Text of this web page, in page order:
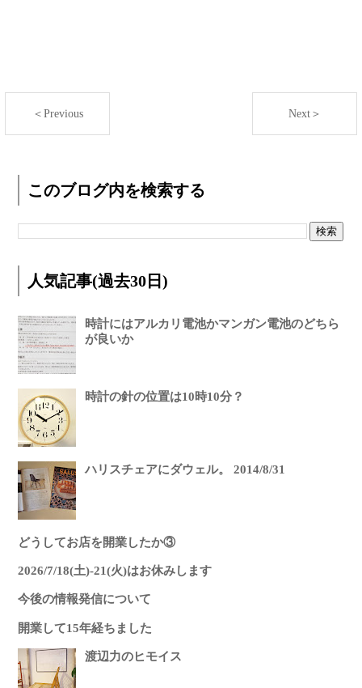
＜Previous Next＞
このブログ内を検索する
人気記事(過去30日)
時計にはアルカリ電池かマンガン電池のどちら
が良いか
時計の針の位置は10時10分？
ハリスチェアにダウェル。 2014/8/31
どうしてお店を開業したか③
2026/7/18(土)-21(火)はお休みします
今後の情報発信について
開業して15年経ちました
渡辺力のヒモイス